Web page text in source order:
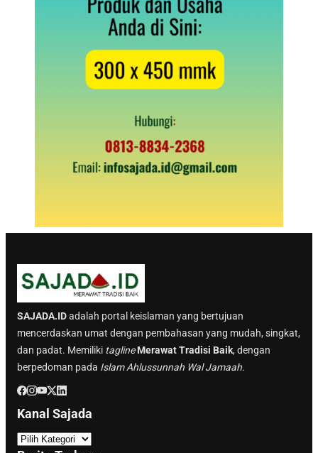
SAJADA.IDadalah portal keislaman yang bertujuan
mencerdaskan umat dengan pembahasan yang mudah, singkat,
dan padat. Memiliki tagline Merawat Tradisi Baik, dengan
berpedoman pada Islam Ahlussunnah Wal Jamaah.
Kanal Sajada
a